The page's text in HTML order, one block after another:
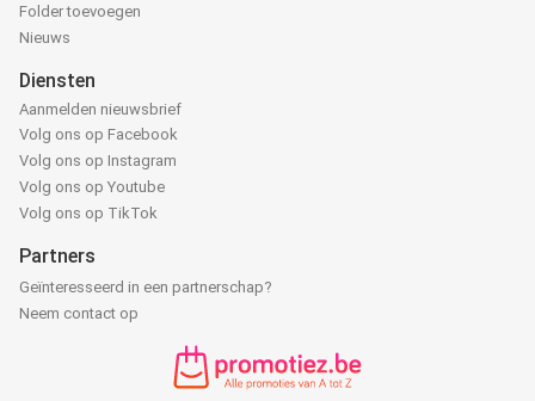
Folder toevoegen
Nieuws
Diensten
Aanmelden nieuwsbrief
Volg ons op Facebook
Volg ons op Instagram
Volg ons op Youtube
Volg ons op TikTok
Partners
Geïnteresseerd in een partnerschap?
Neem contact op